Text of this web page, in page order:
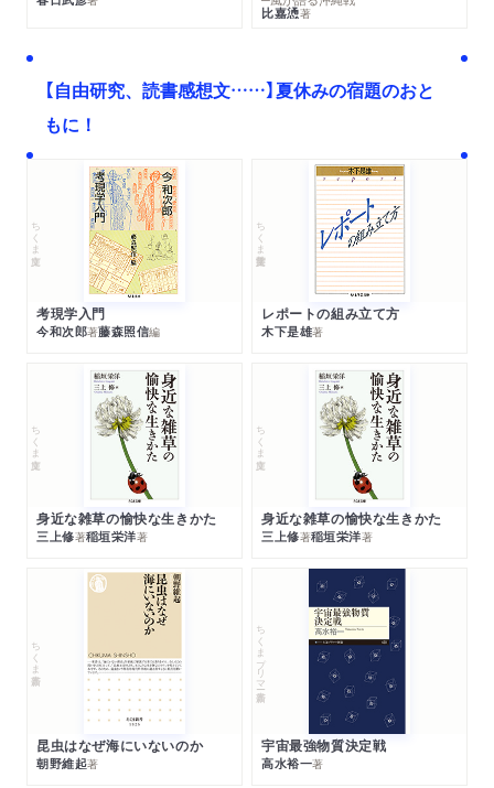
比嘉慂著
【自由研究、読書感想文……】夏休みの宿題のおと
もに！
ちくま文庫
考現学入門
今和次郎著藤森照信編
ちくま学芸文庫
レポートの組み立て方
木下是雄著
ちくま文庫
身近な雑草の愉快な生きかた
三上修著稲垣栄洋著
ちくま文庫
身近な雑草の愉快な生きかた
三上修著稲垣栄洋著
ちくま新書
昆虫はなぜ海にいないのか
朝野維起著
ちくまプリマー新書
宇宙最強物質決定戦
高水裕一著